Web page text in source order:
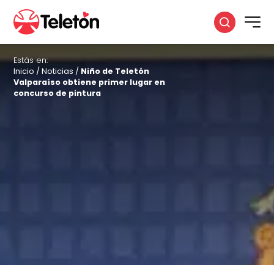
Estás en:
Inicio /Noticias / Niño de Teletón
Valparaíso obtiene primer lugar en
concurso de pintura